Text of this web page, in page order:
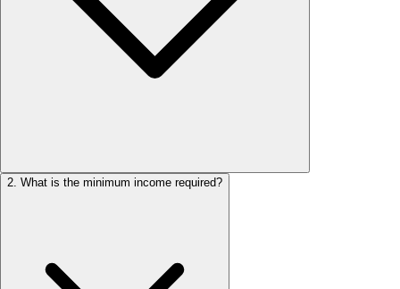
2. What is the minimum income required?